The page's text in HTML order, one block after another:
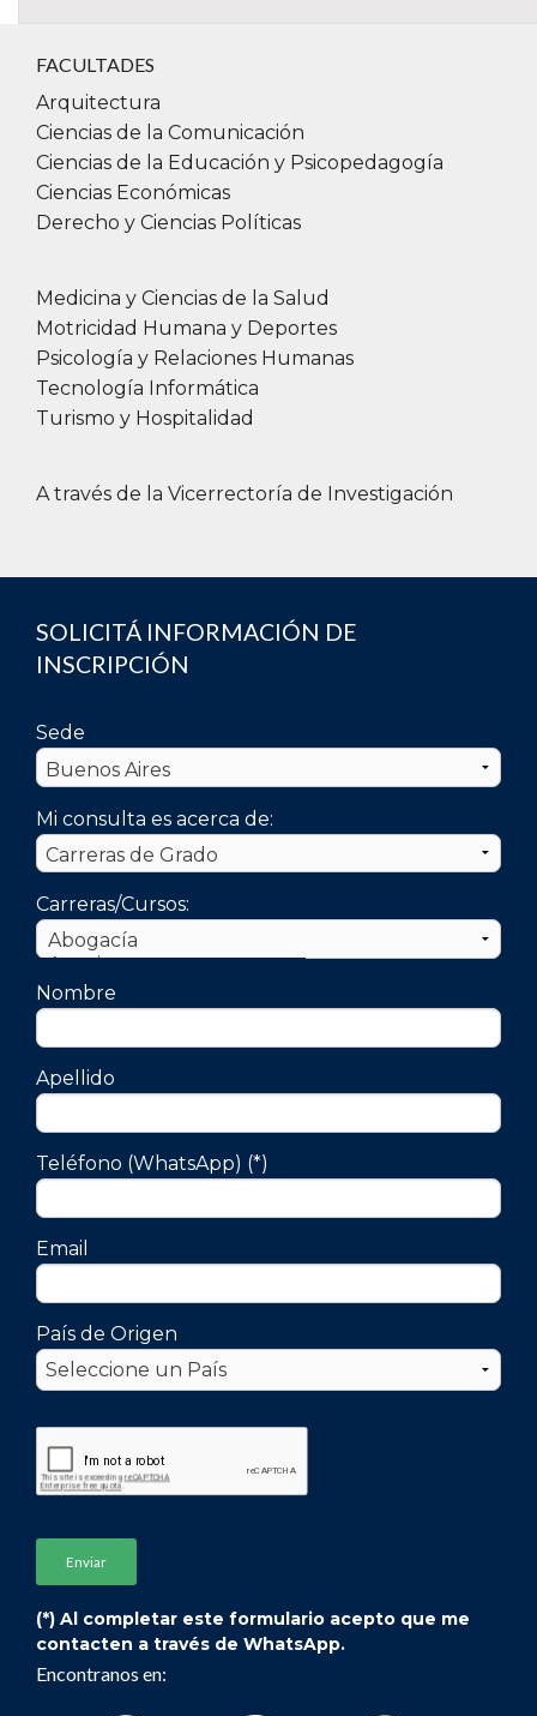
FACULTADES
Arquitectura
Ciencias de la Comunicación
Ciencias de la Educación y Psicopedagogía
Ciencias Económicas
Derecho y Ciencias Políticas
Medicina y Ciencias de la Salud
Motricidad Humana y Deportes
Psicología y Relaciones Humanas
Tecnología Informática
Turismo y Hospitalidad
A través de la Vicerrectoría de Investigación
SOLICITÁ INFORMACIÓN DE
INSCRIPCIÓN
Sede
Mi consulta es acerca de:
Carreras/Cursos:
Nombre
Apellido
Teléfono (WhatsApp) (*)
Email
País de Origen
(*) Al completar este formulario acepto que me
contacten a través de WhatsApp.
Encontranos en: